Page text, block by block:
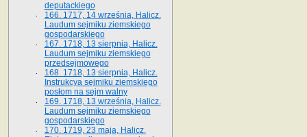
deputackiego
166. 1717, 14 września, Halicz.
Laudum sejmiku ziemskiego
gospodarskiego
167. 1718, 13 sierpnia, Halicz.
Laudum sejmiku ziemskiego
przedsejmowego
168. 1718, 13 sierpnia, Halicz.
Instrukcya sejmiku ziemskiego
posłom na sejm walny
169. 1718, 13 września, Halicz.
Laudum sejmiku ziemskiego
gospodarskiego
170. 1719, 23 maja, Halicz.